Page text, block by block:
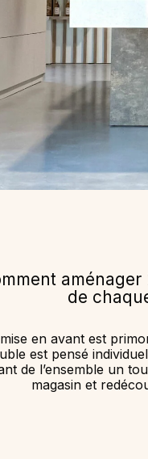
de
en avant est
est pensé
de l’ensemble un
magasin et